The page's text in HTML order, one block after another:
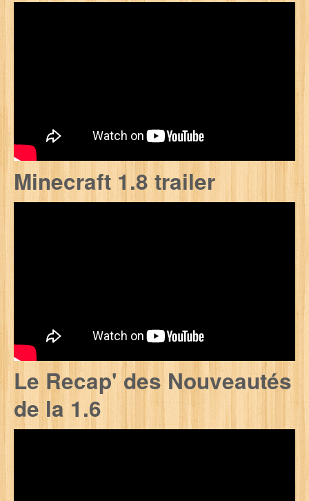
Minecraft 1.8 trailer
Le Recap' des Nouveautés
de la 1.6